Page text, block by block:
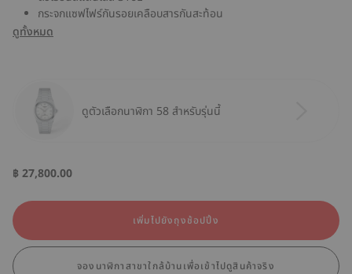
กระจกแซฟไฟร์กันรอยเคลือบสารกันสะท้อน
ดูทั้งหมด
ดูตัวเลือกนาฬิกา 58 สำหรับรุ่นนี้
฿ 27,800.00
เพิ่มไปยังถุงช้อปปิ้ง
จองนาฬิกาสาขาใกล้บ้านเพื่อเข้าไปดูสินค้าจริง